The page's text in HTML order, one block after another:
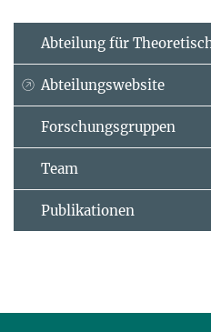
Abteilung für
Abteilungswebsite
Forschungsgruppen
Team
Publikationen